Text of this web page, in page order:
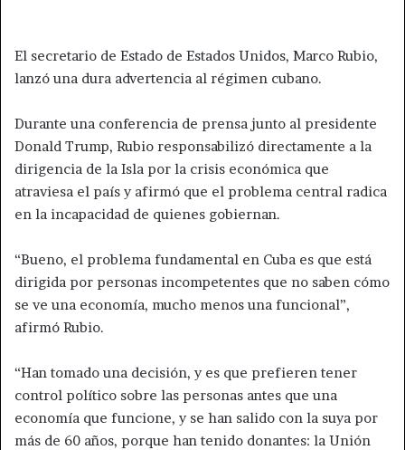
El secretario de Estado de Estados Unidos, Marco Rubio,
lanzó una dura advertencia al régimen cubano.
Durante una conferencia de prensa junto al presidente
Donald Trump, Rubio responsabilizó directamente a la
dirigencia de la Isla por la crisis económica que
atraviesa el país y afirmó que el problema central radica
en la incapacidad de quienes gobiernan.
“Bueno, el problema fundamental en Cuba es que está
dirigida por personas incompetentes que no saben cómo
se ve una economía, mucho menos una funcional”,
afirmó Rubio.
“Han tomado una decisión, y es que prefieren tener
control político sobre las personas antes que una
economía que funcione, y se han salido con la suya por
más de 60 años, porque han tenido donantes: la Unión